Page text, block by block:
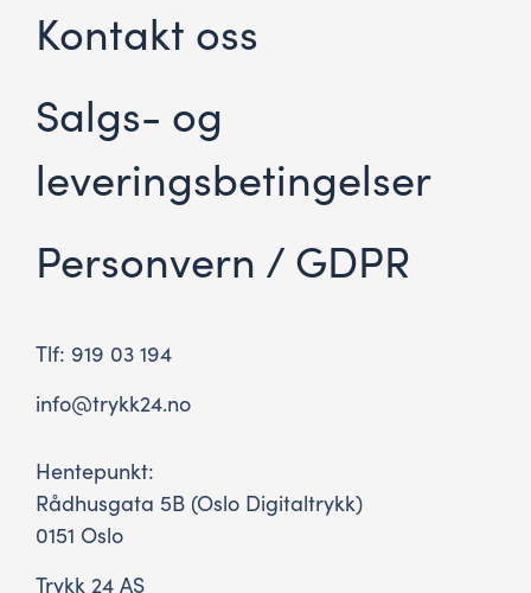
Kontakt oss
Salgs- og
leveringsbetingelser
Personvern / GDPR
Tlf: 919 03 194
info@trykk24.no
Hentepunkt:
Rådhusgata 5B (Oslo Digitaltrykk)
0151 Oslo
Trykk 24 AS